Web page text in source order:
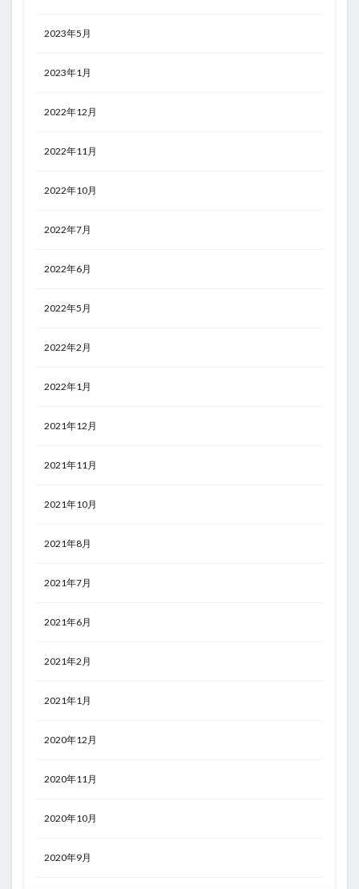
2023年5月
2023年1月
2022年12月
2022年11月
2022年10月
2022年7月
2022年6月
2022年5月
2022年2月
2022年1月
2021年12月
2021年11月
2021年10月
2021年8月
2021年7月
2021年6月
2021年2月
2021年1月
2020年12月
2020年11月
2020年10月
2020年9月